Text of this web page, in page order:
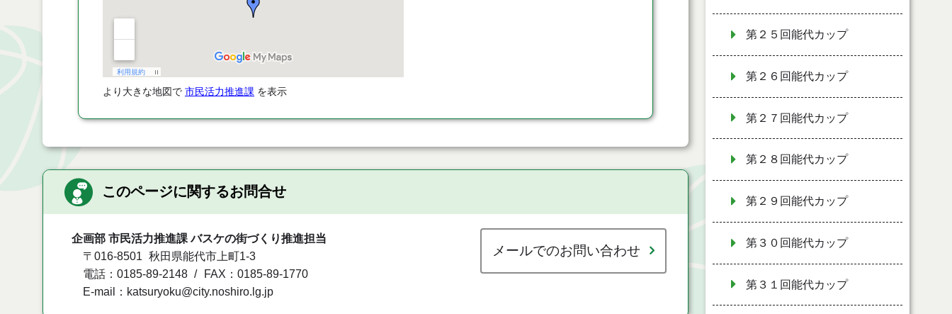
より大きな地図で 市民活力推進課 を表示
このページに関するお問合せ
企画部 市民活力推進課 バスケの街づくり推進担当
〒016-8501
秋田県能代市上町1-3
電話：0185-89-2148
FAX：0185-89-1770
E-mail：katsuryoku@city.noshiro.lg.jp
メールでのお問い合わせ
第２５回能代カップ
第２６回能代カップ
第２７回能代カップ
第２８回能代カップ
第２９回能代カップ
第３０回能代カップ
第３１回能代カップ